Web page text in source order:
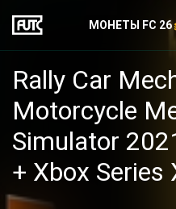
МОНЕТЫ FC 26
Rally Car
Motorcycle
Simulator
+ Xbox Series